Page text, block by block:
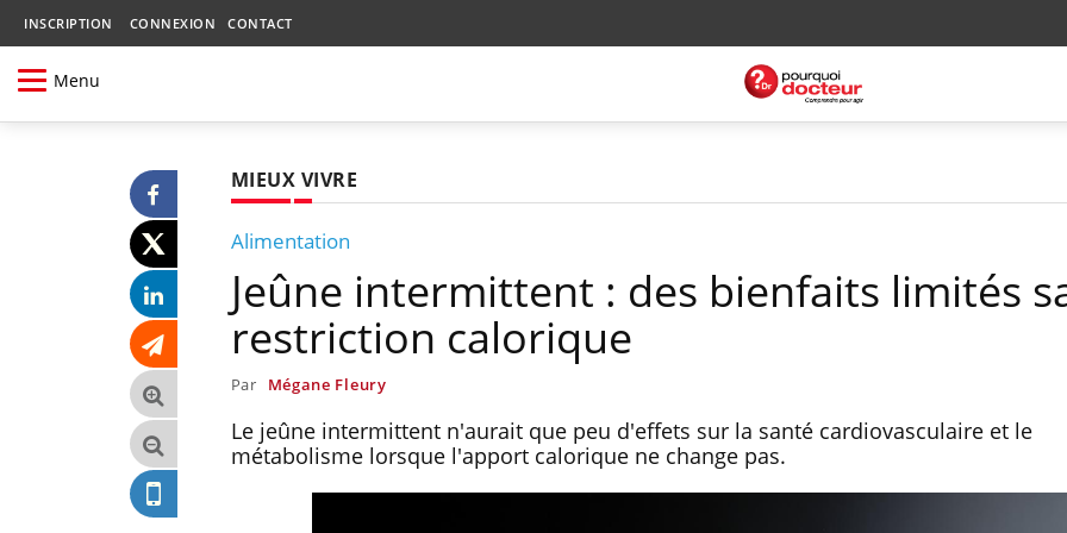
INSCRIPTION CONNEXION CONTACT
Menu
MIEUX VIVRE
Alimentation
Jeûne intermittent : des bienfaits limités
restriction calorique
Par Mégane Fleury
Le jeûne intermittent n'aurait que peu d'effets sur la santé cardiovasculaire et le
métabolisme lorsque l'apport calorique ne change pas.